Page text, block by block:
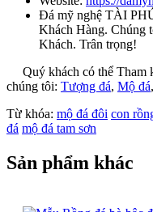
Đá mỹ nghệ TÀI
Khách Hàng. Chúng
Khách. Trân trọng!
Quý khách có thể Tham
chúng tôi: Tượng đá, Mộ đá,
Từ khóa: mộ đá đôi con
đá mộ đá tam sơn
Sản phẩm khác